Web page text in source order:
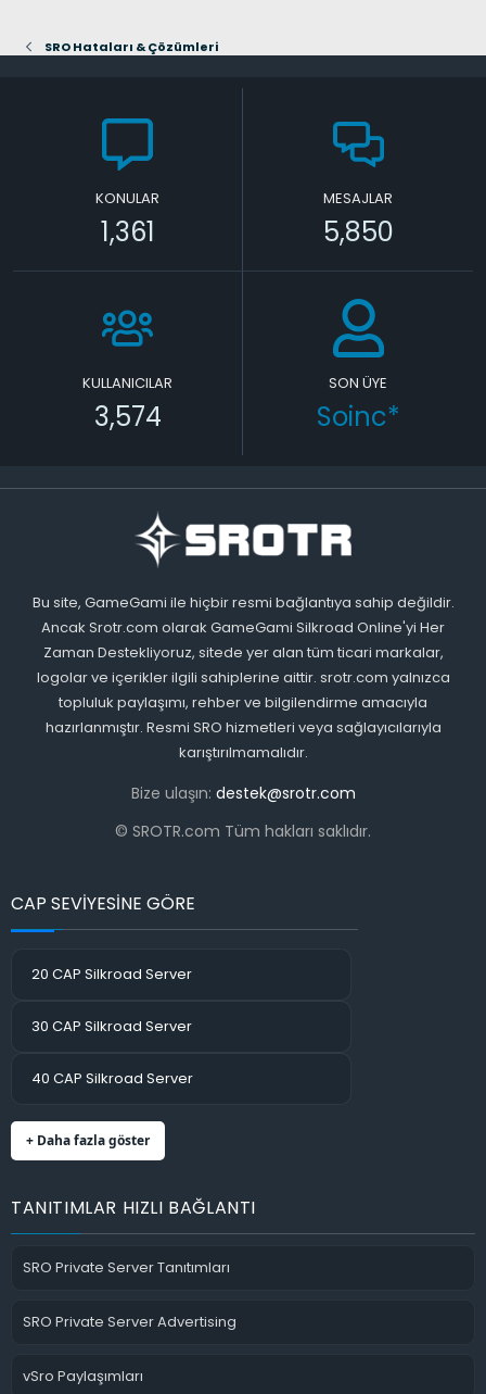
SRO Hataları & Çözümleri
KONULAR
1,361
MESAJLAR
5,850
KULLANICILAR
3,574
SON ÜYE
Soinc*
Bu site, GameGami ile hiçbir resmi bağlantıya sahip değildir.
Ancak Srotr.com olarak GameGami Silkroad Online'yi Her
Zaman Destekliyoruz, sitede yer alan tüm ticari markalar,
logolar ve içerikler ilgili sahiplerine aittir. srotr.com yalnızca
topluluk paylaşımı, rehber ve bilgilendirme amacıyla
hazırlanmıştır. Resmi SRO hizmetleri veya sağlayıcılarıyla
karıştırılmamalıdır.
Bize ulaşın: destek@srotr.com
© SROTR.com Tüm hakları saklıdır.
CAP SEVİYESİNE GÖRE
20 CAP Silkroad Server
30 CAP Silkroad Server
40 CAP Silkroad Server
+ Daha fazla göster
TANITIMLAR HIZLI BAĞLANTI
SRO Private Server Tanıtımları
SRO Private Server Advertising
vSro Paylaşımları